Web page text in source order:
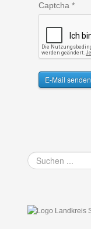
Captcha *
E-Mail senden
Suchen
...